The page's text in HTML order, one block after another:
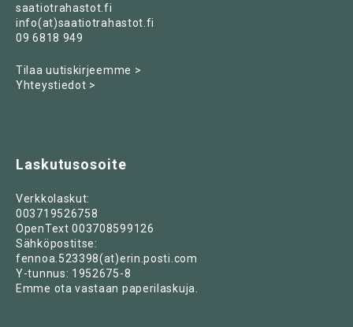
saatiotrahastot.fi
info(at)saatiotrahastot.fi
09 6818 949
Tilaa uutiskirjeemme >
Yhteystiedot >
Laskutusosoite
Verkkolaskut:
003719526758
OpenText 003708599126
Sähköpostitse:
fennoa.523398(at)erin.posti.com
Y-tunnus: 1952675-8
Emme ota vastaan paperilaskuja.